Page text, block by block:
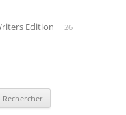
Edition
26